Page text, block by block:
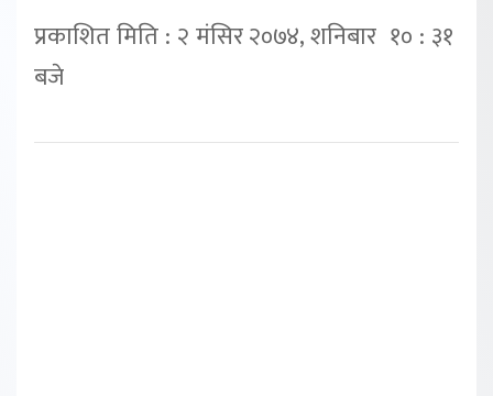
प्रकाशित मिति : २ मंसिर २०७४, शनिबार १० : ३१
बजे